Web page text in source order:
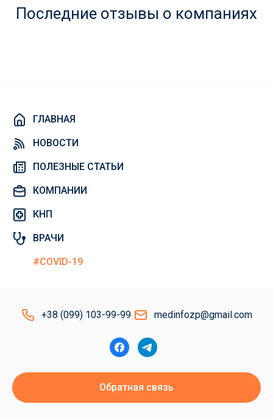
Последние отзывы о компаниях
ГЛАВНАЯ
НОВОСТИ
ПОЛЕЗНЫЕ СТАТЬИ
КОМПАНИИ
КНП
ВРАЧИ
#COVID-19
+38 (099) 103-99-99 medinfozp@gmail.com
Обратная связь